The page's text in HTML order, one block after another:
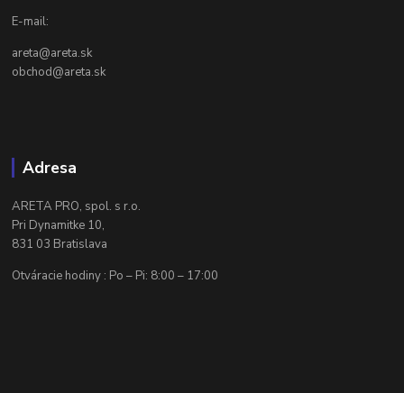
E-mail:
areta@areta.sk
obchod@areta.sk
Adresa
ARETA PRO, spol. s r.o.
Pri Dynamitke 10,
831 03 Bratislava
Otváracie hodiny : Po – Pi: 8:00 – 17:00